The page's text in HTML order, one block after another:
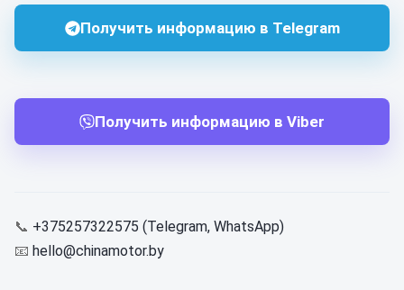
Получить информацию в Telegram
Получить информацию в Viber
📞 +375257322575 (Telegram, WhatsApp)
📧 hello@chinamotor.by